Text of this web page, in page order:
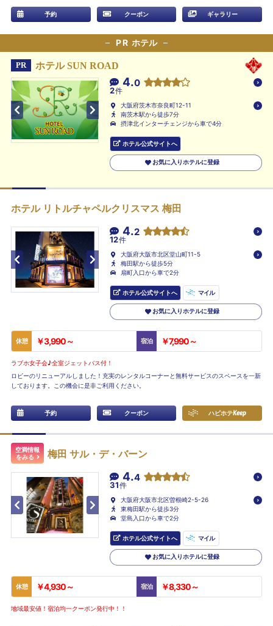
予約 クーポン ギャラリー
PR ホテル
PR ホテル SUN ROAD
4.0
2件
大阪府茨木市奈良町12-11
南茨木駅から徒歩7分
摂津北インターチェンジから車で4分
ホテル公式サイトへ
お気に入りホテルに登録
ホテル リトルチャペルクリスマス 梅田
4.2
12件
大阪府大阪市北区堂山町11-5
梅田駅から徒歩5分
扇町入口から車で2分
ホテル公式サイトへ マイル
お気に入りホテルに登録
休憩 ￥3,990～ 宿泊 ￥7,990～
ラブホ女子会♪全室ジェットバス付！
ロビーのリニューアルしました！充実のレンタルコーナーと無料サービスのスペースを一新
しております。この機会に是非ご利用ください。
予約 クーポン ハピホテKeep
空満情報
をみる
梅田 サル・デ・バーン
4.4
31件
大阪府大阪市北区曽根崎2-5-26
東梅田駅から徒歩3分
堂島入口から車で2分
ホテル公式サイトへ マイル
お気に入りホテルに登録
休憩 ￥4,930～ 宿泊 ￥8,330～
地域最安値！宿泊均一クーポン発行中！！